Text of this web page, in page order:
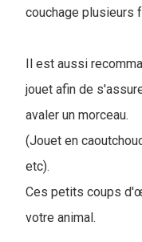
couchage plusieurs
Il est aussi
jouet afin de
avaler un morceau.
(Jouet en
etc).
Ces petits coups
votre animal.